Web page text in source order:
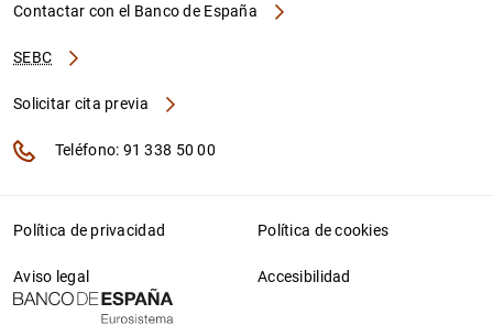
Contactar con el Banco de España
SEBC
Solicitar cita previa
Teléfono: 91 338 50 00
Política de privacidad Política de cookies
Aviso legal Accesibilidad